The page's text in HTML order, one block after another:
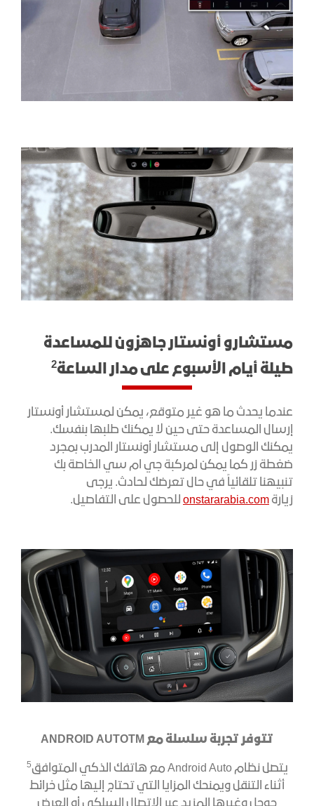
مستشارو أونستار جاهزون للمساعدة
طيلة أيام الأسبوع على مدار الساعة2
عندما يحدث ما هو غير متوقع، يمكن لمستشار أونستار
إرسال المساعدة حتى حين لا يمكنك طلبها بنفسك.
يمكنك الوصول إلى مستشار أونستار المدرب بمجرد
ضغطة زر كما يمكن لمركبة جي ام سي الخاصة بك
تنبيهنا تلقائياً في حال تعرضك لحادث. يرجى
زيارةonstararabia.comللحصول على التفاصيل.
تتوفر تجربة سلسلة مع ANDROID AUTOTM
يتصل نظام Android Auto مع هاتفك الذكي المتوافق
5
أثناء التنقل ويمنحك المزايا التي تحتاج إليها مثل خرائط